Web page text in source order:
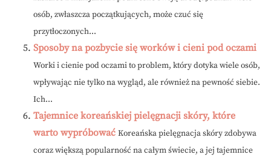
osób, zwłaszcza początkujących, może czuć się
przytłoczonych...
Sposoby na pozbycie się worków i cieni pod oczami
Worki i cienie pod oczami to problem, który dotyka wiele osób,
wpływając nie tylko na wygląd, ale również na pewność siebie.
Ich...
Tajemnice koreańskiej pielęgnacji skóry, które
warto wypróbować Koreańska pielęgnacja skóry zdobywa
coraz większą popularność na całym świecie, a jej tajemnice